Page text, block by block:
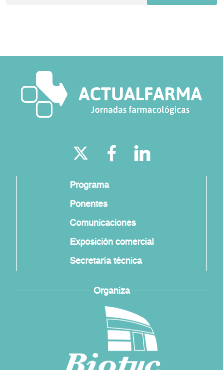
Programa
Ponentes
Comunicaciones
Exposición comercial
Secretaría técnica
Organiza